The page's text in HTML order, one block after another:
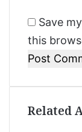
Save
this
Related